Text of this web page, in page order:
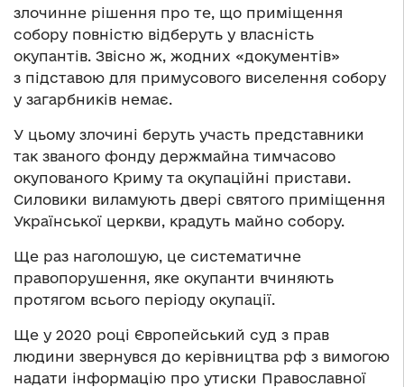
злочинне рішення про те, що приміщення
собору повністю відберуть у власність
окупантів. Звісно ж, жодних «документів»
з підставою для примусового виселення собору
у загарбників немає.
У цьому злочині беруть участь представники
так званого фонду держмайна тимчасово
окупованого Криму та окупаційні пристави.
Силовики виламують двері святого приміщення
Української церкви, крадуть майно собору.
Ще раз наголошую, це систематичне
правопорушення, яке окупанти вчиняють
протягом всього періоду окупації.
Ще у 2020 році Європейський суд з прав
людини звернувся до керівництва рф з вимогою
надати інформацію про утиски Православної